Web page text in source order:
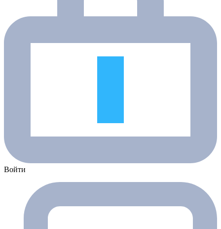
Войти